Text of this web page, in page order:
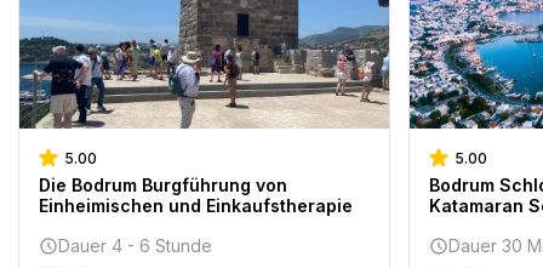
5.00
Die Bodrum Burgführung von
Einheimischen und Einkaufstherapie
Dauer 4 - 6 Stunde
5.00
Bodrum
Katamaran
Dauer 30